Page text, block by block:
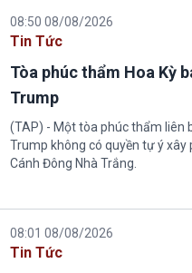
08:50 08/08/2026
Tin Tức
Tòa phúc thẩm Hoa Kỳ
Trump
(TAP) - Một tòa phúc thẩm liên
Trump không có quyền tự ý
Cánh Đông Nhà Trắng.
08:01 08/08/2026
Tin Tức